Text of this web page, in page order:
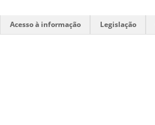
Acesso à informação Legislação